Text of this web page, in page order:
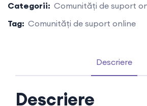
Categorii: Comunități de suport
Tag: Comunități de suport online
Descriere
Descriere